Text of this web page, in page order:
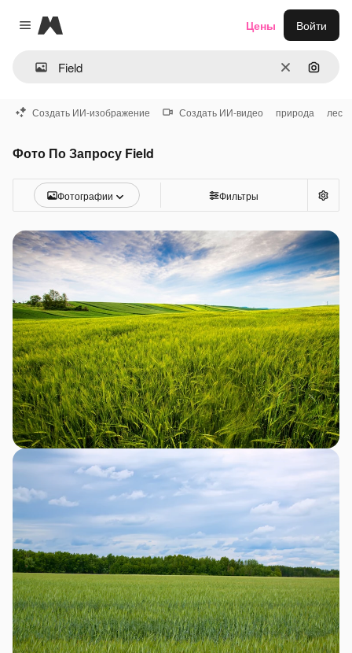
Close menu
Magnific
ОчиститьПоиск
Цены Войти
Создать ИИ-изображение Создать ИИ-видео природа лес
Фото По Запросу Field
Фотографии Фильтры